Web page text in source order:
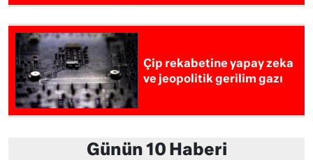
Çip rekabetine yapay zeka
ve jeopolitik gerilim gazı
Günün 10 Haberi